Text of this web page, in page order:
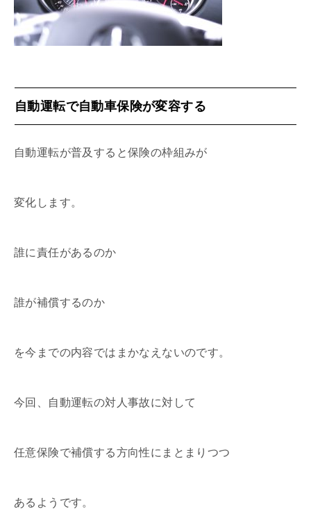
自動運転で自動車保険が変容する
自動運転が普及すると保険の枠組みが
変化します。
誰に責任があるのか
誰が補償するのか
を今までの内容ではまかなえないのです。
今回、自動運転の対人事故に対して
任意保険で補償する方向性にまとまりつつ
あるようです。